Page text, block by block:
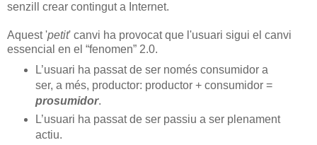
senzill crear contingut a Internet.
Aquest 'petit' canvi ha provocat que l'usuari sigui el canvi
essencial en el “fenomen” 2.0.
L’usuari ha passat de ser només consumidor a
ser, a més, productor: productor + consumidor =
prosumidor.
L’usuari ha passat de ser passiu a ser plenament
actiu.